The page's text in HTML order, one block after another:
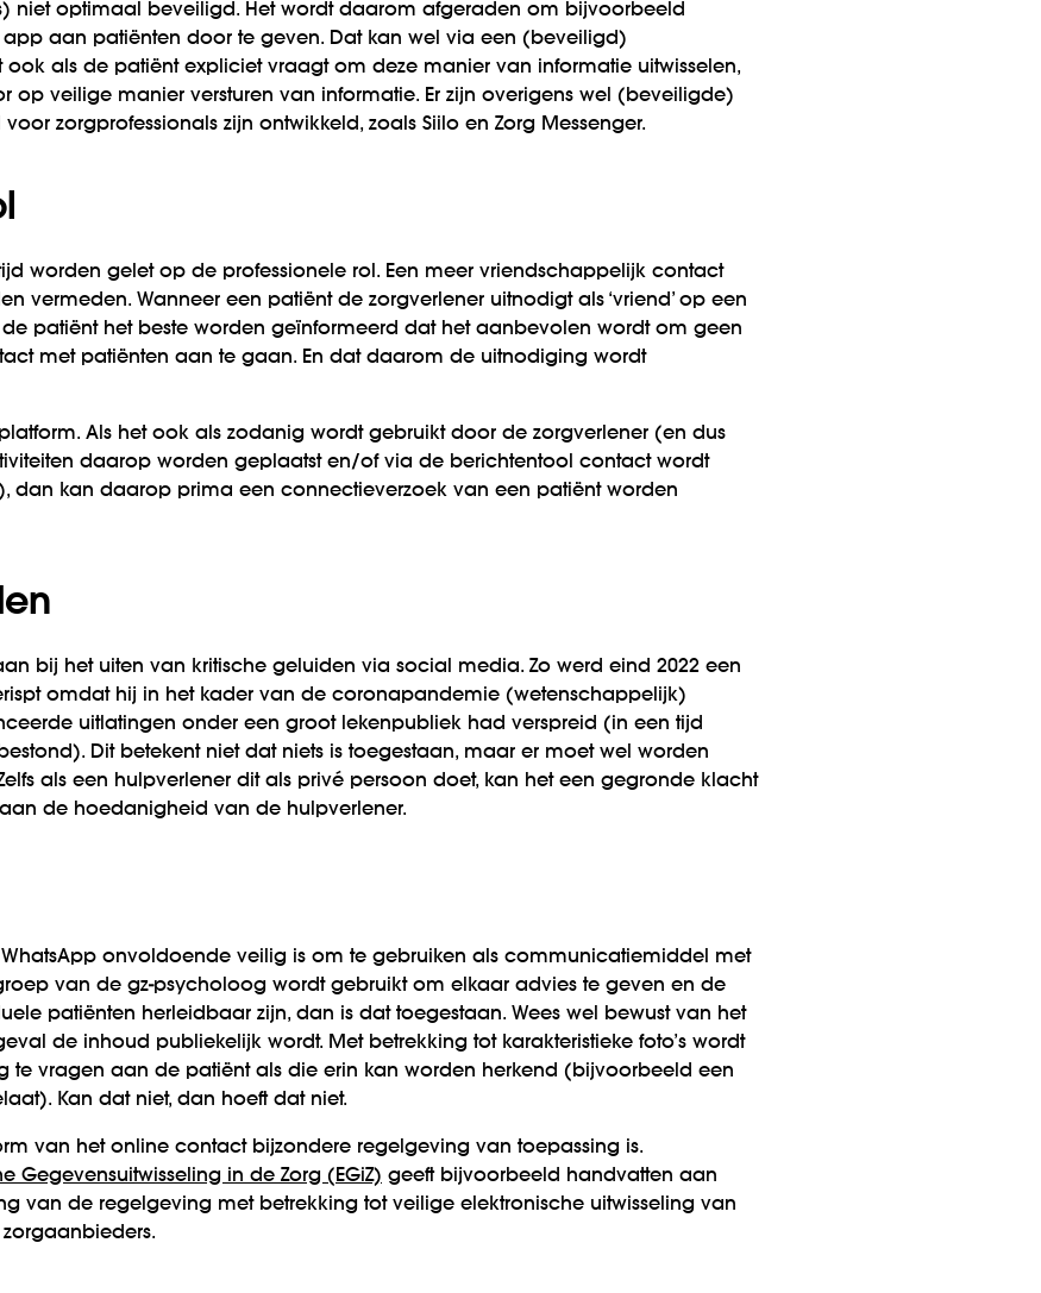
niet optimaal beveiligd. Het wordt daarom afgeraden om bijvoorbeeld
aan patiënten door te geven. Dat kan wel via een (beveiligd)
ook als de patiënt expliciet vraagt om deze manier van informatie uitwisselen,
op veilige manier versturen van informatie. Er zijn overigens wel (beveiligde)
zorgprofessionals zijn ontwikkeld, zoals Siilo en Zorg Messenger.
worden gelet op de professionele rol. Een meer vriendschappelijk contact
vermeden. Wanneer een patiënt de zorgverlener uitnodigt als ‘vriend’ op een
patiënt het beste worden geïnformeerd dat het aanbevolen wordt om geen
met patiënten aan te gaan. En dat daarom de uitnodiging wordt
Als het ook als zodanig wordt gebruikt door de zorgverlener (en dus
daarop worden geplaatst en/of via de berichtentool contact wordt
dan kan daarop prima een connectieverzoek van een patiënt worden
bij het uiten van kritische geluiden via social media. Zo werd eind 2022 een
omdat hij in het kader van de coronapandemie (wetenschappelijk)
uitlatingen onder een groot lekenpubliek had verspreid (in een tijd
Dit betekent niet dat niets is toegestaan, maar er moet wel worden
als een hulpverlener dit als privé persoon doet, kan het een gegronde klacht
de hoedanigheid van de hulpverlener.
onvoldoende veilig is om te gebruiken als communicatiemiddel met
van de gz-psycholoog wordt gebruikt om elkaar advies te geven en de
patiënten herleidbaar zijn, dan is dat toegestaan. Wees wel bewust van het
de inhoud publiekelijk wordt. Met betrekking tot karakteristieke foto’s wordt
te vragen aan de patiënt als die erin kan worden herkend (bijvoorbeeld een
Kan dat niet, dan hoeft dat niet.
van het online contact bijzondere regelgeving van toepassing is.
Gegevensuitwisseling in de Zorg (EGiZ) geeft bijvoorbeeld handvatten aan
van de regelgeving met betrekking tot veilige elektronische uitwisseling van